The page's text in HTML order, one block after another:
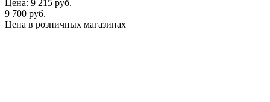
Цена: 9 215 руб.
9 700 руб.
Цена в розничных магазинах